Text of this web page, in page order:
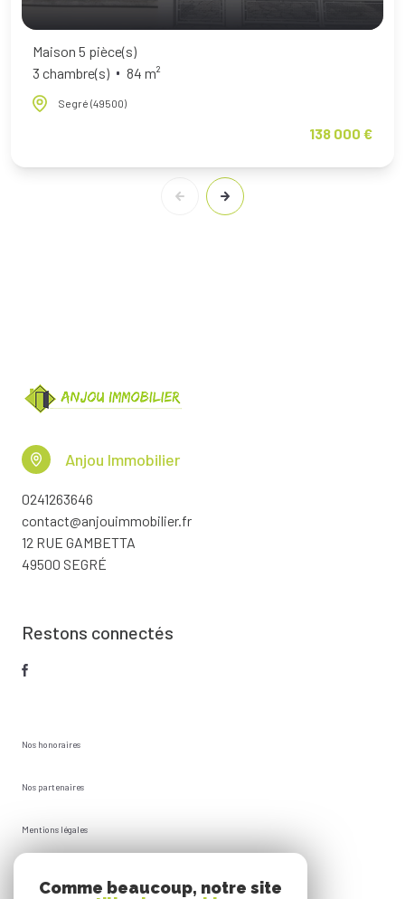
Maison 5 pièce(s)
3 chambre(s)
84 m²
Segré (49500)
138 000 €
Anjou Immobilier
0241263646
contact@anjouimmobilier.fr
12 RUE GAMBETTA
49500 SEGRÉ
Restons connectés
Nos honoraires
Nos partenaires
Mentions légales
Comme beaucoup, notre site